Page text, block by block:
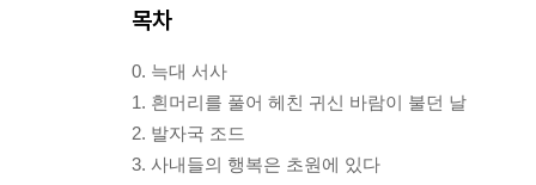
목차
0. 늑대 서사
1. 흰머리를 풀어 헤친 귀신 바람이 불던 날
2. 발자국 조드
3. 사내들의 행복은 초원에 있다